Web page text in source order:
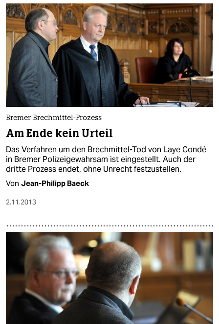
Bremer Brechmittel-Prozess
Am Ende kein Urteil
Das Verfahren um den Brechmittel-Tod von Laye Condé
in Bremer Polizeigewahrsam ist eingestellt. Auch der
dritte Prozess endet, ohne Unrecht festzustellen.
Von Jean-Philipp Baeck
2.11.2013